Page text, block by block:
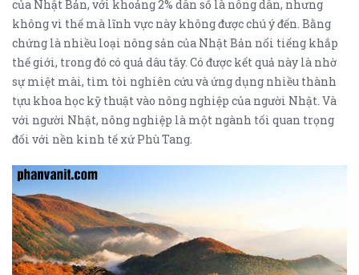
của Nhật Bản, với khoảng 2% dân số là nông dân, nhưng
không vì thế mà lĩnh vực này không được chú ý đến. Bằng
chứng là nhiều loại nông sản của Nhật Bản nổi tiếng khắp
thế giới, trong đó có quả dâu tây. Có được kết quả này là nhờ
sự miệt mài, tìm tòi nghiên cứu và ứng dụng nhiều thành
tựu khoa học kỹ thuật vào nông nghiệp của người Nhật. Và
với người Nhật, nông nghiệp là một ngành tối quan trọng
đối với nền kinh tế xứ Phù Tang.